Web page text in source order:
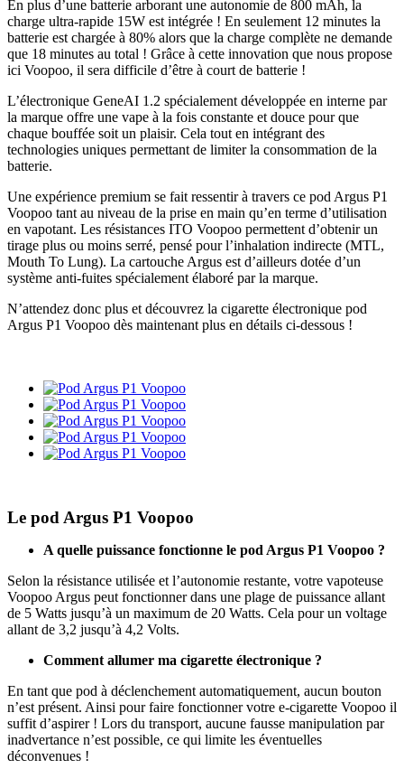
En plus d’une batterie arborant une autonomie de 800 mAh, la
charge ultra-rapide 15W est intégrée ! En seulement 12 minutes la
batterie est chargée à 80% alors que la charge complète ne demande
que 18 minutes au total ! Grâce à cette innovation que nous propose
ici Voopoo, il sera difficile d’être à court de batterie !
L’électronique GeneAI 1.2 spécialement développée en interne par
la marque offre une vape à la fois constante et douce pour que
chaque bouffée soit un plaisir. Cela tout en intégrant des
technologies uniques permettant de limiter la consommation de la
batterie.
Une expérience premium se fait ressentir à travers ce pod Argus P1
Voopoo tant au niveau de la prise en main qu’en terme d’utilisation
en vapotant. Les résistances ITO Voopoo permettent d’obtenir un
tirage plus ou moins serré, pensé pour l’inhalation indirecte (MTL,
Mouth To Lung). La cartouche Argus est d’ailleurs dotée d’un
système anti-fuites spécialement élaboré par la marque.
N’attendez donc plus et découvrez la cigarette électronique pod
Argus P1 Voopoo dès maintenant plus en détails ci-dessous !
Le pod Argus P1 Voopoo
A quelle puissance fonctionne le pod Argus P1 Voopoo ?
Selon la résistance utilisée et l’autonomie restante, votre vapoteuse
Voopoo Argus peut fonctionner dans une plage de puissance allant
de 5 Watts jusqu’à un maximum de 20 Watts. Cela pour un voltage
allant de 3,2 jusqu’à 4,2 Volts.
Comment allumer ma cigarette électronique ?
En tant que pod à déclenchement automatiquement, aucun bouton
n’est présent. Ainsi pour faire fonctionner votre e-cigarette Voopoo il
suffit d’aspirer ! Lors du transport, aucune fausse manipulation par
inadvertance n’est possible, ce qui limite les éventuelles
déconvenues !